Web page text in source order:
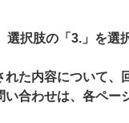
選択肢の「3.」を選
れた内容について、
い合わせは、各ペー